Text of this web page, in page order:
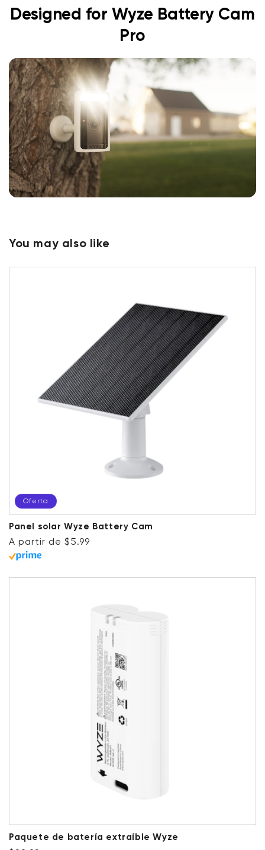
Designed for Wyze Battery Cam
Pro
You may also like
Oferta
Panel solar Wyze Battery Cam
Precio habitual
Precio de oferta
A partir de $5.99
Paquete de batería extraíble Wyze